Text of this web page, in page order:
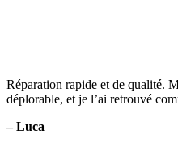
Réparation rapide et de qualité.
déplorable, et je l’ai retrouvé
– Luca